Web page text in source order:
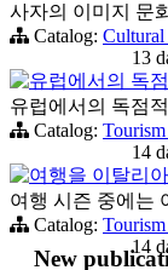
사자의 이미지 문
Catalog: Cultural
13
유럽에서의 독
유럽에서의 독점
Catalog:
14
여행을 이탈리
여행 시즌 중에는
Catalog:
14
New